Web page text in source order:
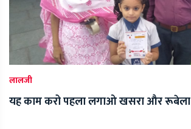
लालजी
यह काम करो पहला लगाओ खसरा और रूबेला